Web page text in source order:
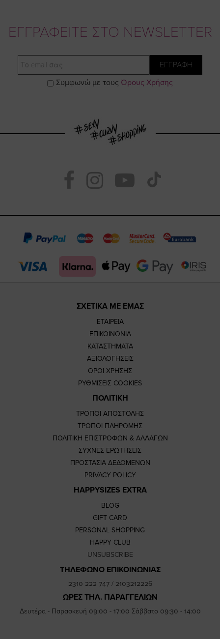
ΕΓΓΡΑΦΕΙΤΕ ΣΤΟ NEWSLETTER
Email
ΕΓΓΡΑΦΗ
Συμφωνώ με τους Όρους Χρήσης
Visit
https://
page
Visit
https://
page
Visit
https://
page
our
TikTok
page
ΣΧΕΤΙΚΑ ΜΕ ΕΜΑΣ
ΕΤΑΙΡΕΙΑ
ΕΠΙΚΟΙΝΩΝΙΑ
ΚΑΤΑΣΤΗΜΑΤΑ
ΑΞΙΟΛΟΓΗΣΕΙΣ
ΟΡΟΙ ΧΡΗΣΗΣ
ΡΥΘΜΙΣΕΙΣ COOKIES
ΠΟΛΙΤΙΚΗ
ΤΡΟΠΟΙ ΑΠΟΣΤΟΛΗΣ
ΤΡΟΠΟΙ ΠΛΗΡΩΜΗΣ
ΠΟΛΙΤΙΚΗ ΕΠΙΣΤΡΟΦΩΝ & ΑΛΛΑΓΩΝ
ΣΥΧΝΕΣ ΕΡΩΤΗΣΕΙΣ
ΠΡΟΣΤΑΣΙΑ ΔΕΔΟΜΕΝΩΝ
PRIVACY POLICY
HAPPYSIZES EXTRA
BLOG
GIFT CARD
PERSONAL SHOPPING
HAPPY CLUB
UNSUBSCRIBE
ΤΗΛΕΦΩΝΟ ΕΠΙΚΟΙΝΩΝΙΑΣ
2310 222 747/ 2103212226
ΩΡΕΣ ΤΗΛ. ΠΑΡΑΓΓΕΛΙΩΝ
Δευτέρα - Παρασκευή 09:00 - 17:00 Σάββατο 09:30 - 14:00